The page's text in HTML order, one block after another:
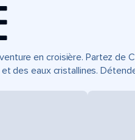
en croisière. Partez de
des eaux cristallines.